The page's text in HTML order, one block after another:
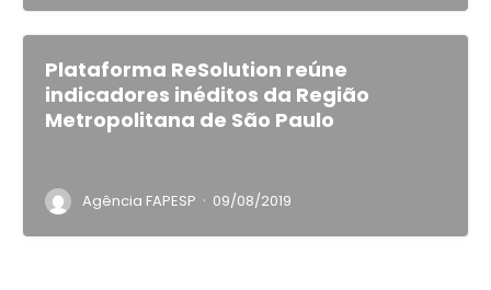
Plataforma ReSolution reúne
indicadores inéditos da Região
Metropolitana de São Paulo
Agência FAPESP · 09/08/2019